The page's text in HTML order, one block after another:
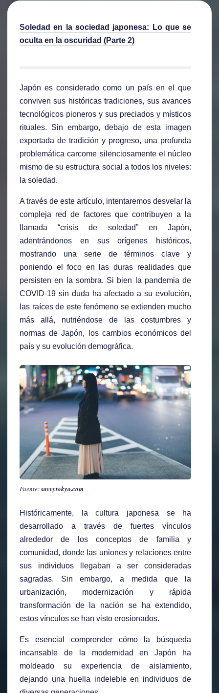
Soledad en la sociedad japonesa: Lo que se
oculta en la oscuridad (Parte 2)
Japón es considerado como un país en el que
conviven sus históricas tradiciones, sus avances
tecnológicos pioneros y sus preciados y místicos
rituales. Sin embargo, debajo de esta imagen
exportada de tradición y progreso, una profunda
problemática carcome silenciosamente el núcleo
mismo de su estructura social a todos los niveles:
la soledad.
A través de este artículo, intentaremos desvelar la
compleja red de factores que contribuyen a la
llamada “crisis de soledad” en Japón,
adentrándonos en sus orígenes históricos,
mostrando una serie de términos clave y
poniendo el foco en las duras realidades que
persisten en la sombra. Si bien la pandemia de
COVID-19 sin duda ha afectado a su evolución,
las raíces de este fenómeno se extienden mucho
más allá, nutriéndose de las costumbres y
normas de Japón, los cambios económicos del
país y su evolución demográfica.
Fuente:savvytokyo.com
Históricamente, la cultura japonesa se ha
desarrollado a través de fuertes vínculos
alrededor de los conceptos de familia y
comunidad, donde las uniones y relaciones entre
sus individuos llegaban a ser consideradas
sagradas. Sin embargo, a medida que la
urbanización, modernización y rápida
transformación de la nación se ha extendido,
estos vínculos se han visto erosionados.
Es esencial comprender cómo la búsqueda
incansable de la modernidad en Japón ha
moldeado su experiencia de aislamiento,
dejando una huella indeleble en individuos de